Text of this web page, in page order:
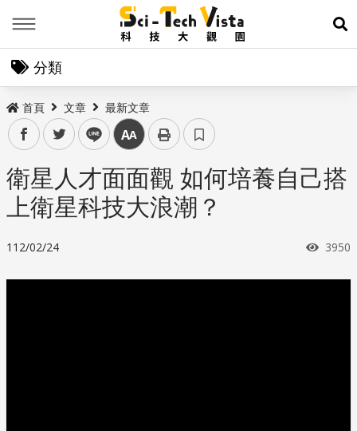
展
分類
首頁 文章 最新文章
facebooktwitter line 中
衛星人才面面觀 如何培養自己搭
上衛星科技大浪潮？
112/02/24 瀏覽
3950